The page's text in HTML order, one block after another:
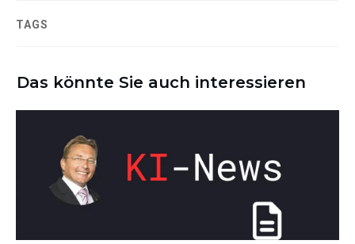
TAGS
Das könnte Sie auch interessieren